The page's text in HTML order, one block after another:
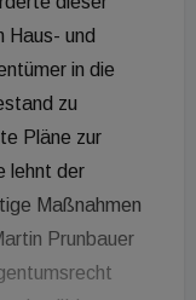
Haus- und
in die
zu
Pläne zur
lehnt der
Maßnahmen
Prunbauer